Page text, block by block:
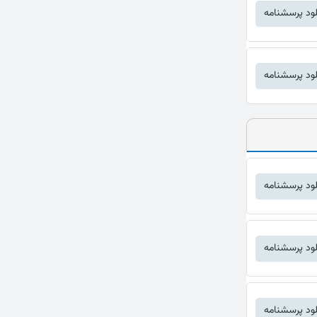
پرسشنامه
پرسشنامه
پرسشنامه
پرسشنامه
پرسشنامه